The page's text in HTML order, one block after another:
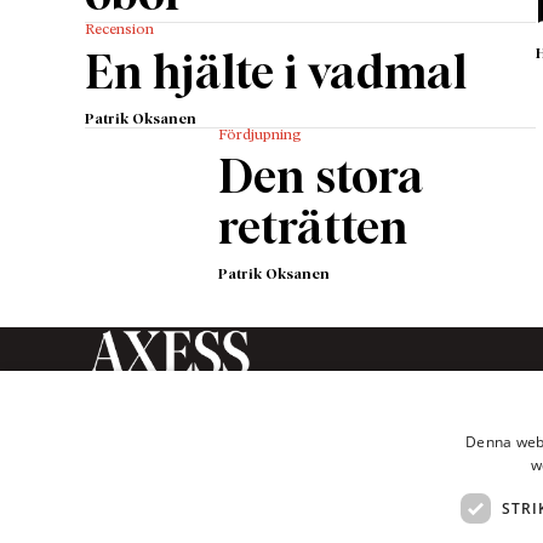
en
säga
Svarta
tills
—
Recension
En hjälte i vadmal
Patrik Oksanen
Fördjupning
Den stora
reträtten
Patrik Oksanen
Denna